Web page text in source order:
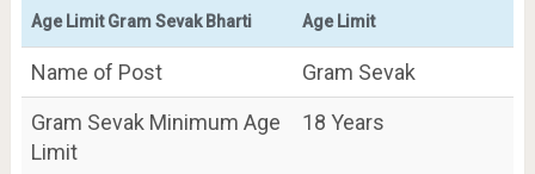
Age Limit Gram Sevak Bharti Age Limit
Name of Post
Gram Sevak
Gram Sevak Minimum Age
Limit
18 Years